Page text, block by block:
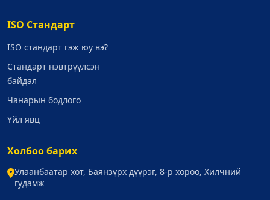
ISO Стандарт
ISO стандарт гэж юу вэ?
Стандарт нэвтрүүлсэн
байдал
Чанарын бодлого
Үйл явц
Холбоо барих
Улаанбаатар хот, Баянзүрх дүүрэг, 8-р хороо, Хилчний
гудамж